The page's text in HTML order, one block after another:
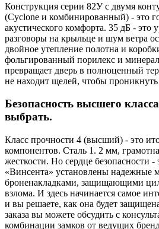
Конструкция серии 82У с двумя
(Cyclone и комбинированный) - это
акустического комфорта. 35 дБ - это
разговоры на крыльце и шум ветра
двойное утепление полотна и
фольгированный порилекс и
превращает дверь в полноценный
не находит щелей, чтобы проникнуть
Безопасность высшего
выбрать.
Класс прочности 4 (высший) - это
компонентов. Сталь 1. 2 мм,
жесткости. Но сердце безопасности -
«Винсента» установлены надежные
броненакладками, защищающими
взлома. И здесь начинается самое
и вы решаете, как она будет
заказа вы можете обсудить с
комбинации замков от ведущих